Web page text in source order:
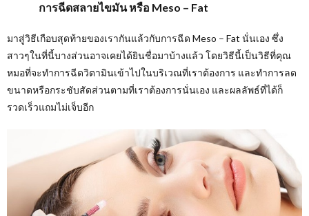
การฉีดสลายไขมัน หรือ Meso – Fat
มาสู่วิธีเกือบสุดท้ายของเรากันแล้วกับการฉีด Meso – Fat นั่นเอง ซึ่ง
สาวๆในที่นี้บางส่วนอาจเคยได้ยินชื่อมาบ้างแล้ว โดยวิธีนี้เป็นวิธีที่คุณ
หมอที่จะทำการฉีดวิตามินเข้าไปในบริเวณที่เราต้องการ และทำการลด
ขนาดหรือกระชับสัดส่วนตามที่เราต้องการนั่นเอง และผลลัพธ์ที่ได้ก็
รวดเร็วแถมไม่เจ็บอีก